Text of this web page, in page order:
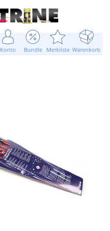
Konto Bundle Merkliste Warenkorb